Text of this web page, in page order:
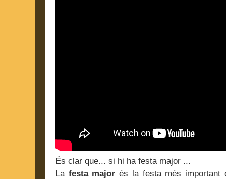
És clar que... si hi ha festa major ...
La festa majorés la festa més important